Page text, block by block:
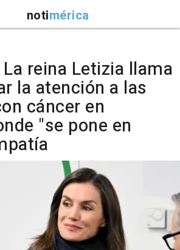
notimérica
reina Letizia llama
la atención a las
cáncer en
"se pone en